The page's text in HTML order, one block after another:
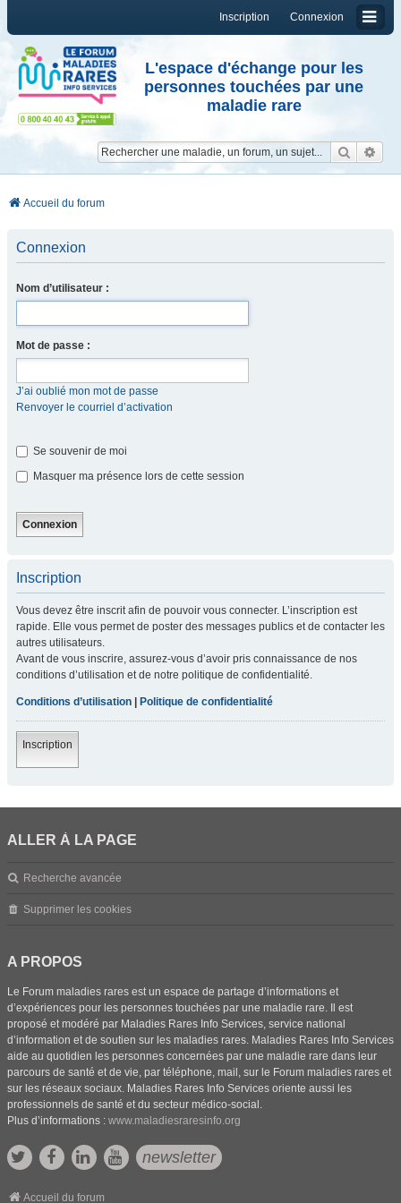
Connexion
Inscription
L'espace d'échange pour les
personnes touchées par une
maladie rare
Accueil du forum
Connexion
Nom d’utilisateur :
Mot de passe :
J’ai oublié mon mot de passe
Renvoyer le courriel d’activation
Se souvenir de moi
Masquer ma présence lors de cette session
Inscription
Vous devez être inscrit afin de pouvoir vous connecter. L’inscription est
rapide. Elle vous permet de poster des messages publics et de contacter les
autres utilisateurs.
Avant de vous inscrire, assurez-vous d’avoir pris connaissance de nos
conditions d’utilisation et de notre politique de confidentialité.
Conditions d’utilisation Politique de confidentialité
Inscription
ALLER À LA PAGE
Recherche avancée
Supprimer les cookies
A PROPOS
Le Forum maladies rares est un espace de partage d’informations et
d’expériences pour les personnes touchées par une maladie rare. Il est
proposé et modéré par Maladies Rares Info Services, service national
d’information et de soutien sur les maladies rares. Maladies Rares Info Services
aide au quotidien les personnes concernées par une maladie rare dans leur
parcours de santé et de vie, par téléphone, mail, sur le Forum maladies rares et
sur les réseaux sociaux. Maladies Rares Info Services oriente aussi les
professionnels de santé et du secteur médico-social.
Plus d’informations : www.maladiesraresinfo.org
newsletter
Accueil du forum